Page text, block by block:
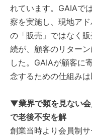
れています。GAIAで
察を実施し、現地ア
の「販売」ではなく
続が、顧客のリター
した。GAIAが顧客に
念するための仕組みは
▼業界で類を見ない会
で老後不安を解
創業当時より会員制